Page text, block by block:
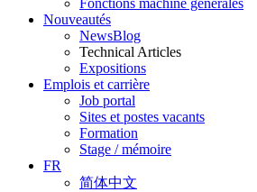
Fonctions machine générales
Nouveautés
NewsBlog
Technical Articles
Expositions
Emplois et carrière
Job portal
Sites et postes vacants
Formation
Stage / mémoire
FR
简体中文